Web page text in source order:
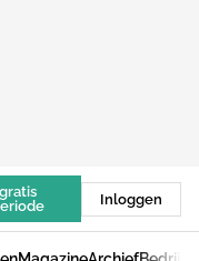
Inloggen